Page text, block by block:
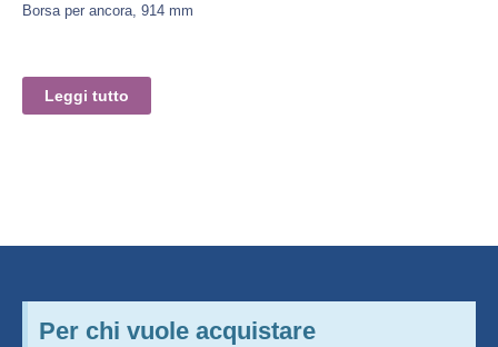
Borsa per ancora, 914 mm
Leggi tutto
Per chi vuole acquistare